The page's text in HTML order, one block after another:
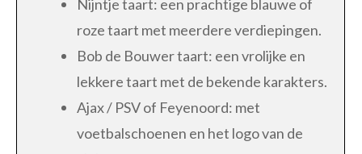
Nijntje taart: een prachtige blauwe of
roze taart met meerdere verdiepingen.
Bob de Bouwer taart: een vrolijke en
lekkere taart met de bekende karakters.
Ajax / PSV of Feyenoord: met
voetbalschoenen en het logo van de